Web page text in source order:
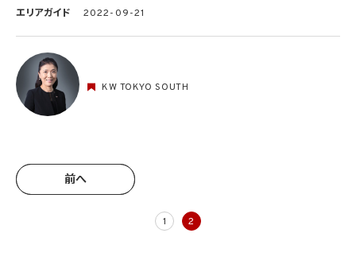
エリアガイド 2022-09-21
KW TOKYO SOUTH
前へ
前へ
1 2